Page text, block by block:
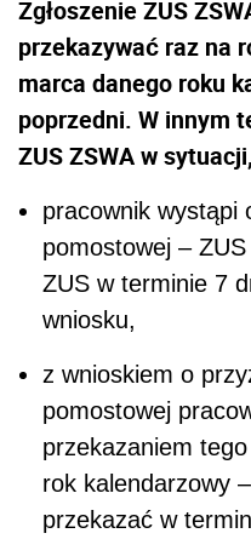
Zgłoszenie ZUS
przekazywać raz na
marca danego roku
poprzedni. W innym
ZUS ZSWA w
pracownik wystąpi
pomostowej –
ZUS w terminie 7
wniosku,
z wnioskiem o
pomostowej
przekazaniem
rok kalendarzowy
przekazać w